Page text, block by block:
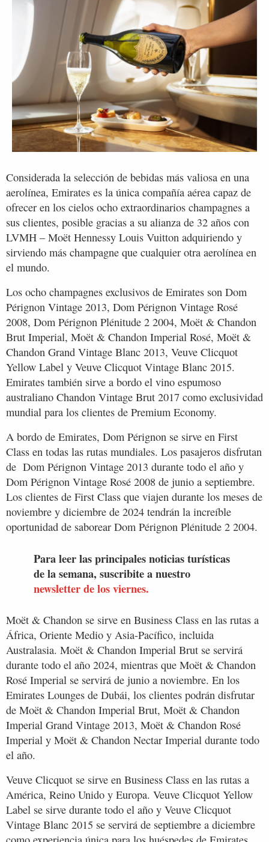
Considerada la selección de bebidas más valiosa en una
aerolínea, Emirates es la única compañía aérea capaz de
ofrecer en los cielos ocho extraordinarios champagnes a
sus clientes, posible gracias a su alianza de 32 años con
LVMH – Moët Hennessy Louis Vuitton adquiriendo y
sirviendo más champagne que cualquier otra aerolínea en
el mundo.
Los ocho champagnes exclusivos de Emirates son Dom
Pérignon Vintage 2013, Dom Pérignon Vintage Rosé
2008, Dom Pérignon Plénitude 2 2004, Moët & Chandon
Brut Imperial, Moët & Chandon Imperial Rosé, Moët &
Chandon Grand Vintage Blanc 2013, Veuve Clicquot
Yellow Label y Veuve Clicquot Vintage Blanc 2015.
Emirates también sirve a bordo el vino espumoso
australiano Chandon Vintage Brut 2017 como exclusividad
mundial para los clientes de Premium Economy.
A bordo de Emirates, Dom Pérignon se sirve en First
Class en todas las rutas mundiales. Los pasajeros disfrutan
de Dom Pérignon Vintage 2013 durante todo el año y
Dom Pérignon Vintage Rosé 2008 de junio a septiembre.
Los clientes de First Class que viajen durante los meses de
noviembre y diciembre de 2024 tendrán la increíble
oportunidad de saborear Dom Pérignon Plénitude 2 2004.
Para leer las principales noticias turísticas
de la semana, suscribite a nuestro
newsletter de los viernes.
Moët & Chandon se sirve en Business Class en las rutas a
África, Oriente Medio y Asia-Pacífico, incluida
Australasia. Moët & Chandon Imperial Brut se servirá
durante todo el año 2024, mientras que Moët & Chandon
Rosé Imperial se servirá de junio a noviembre. En los
Emirates Lounges de Dubái, los clientes podrán disfrutar
de Moët & Chandon Imperial Brut, Moët & Chandon
Imperial Grand Vintage 2013, Moët & Chandon Rosé
Imperial y Moët & Chandon Nectar Imperial durante todo
el año.
Veuve Clicquot se sirve en Business Class en las rutas a
América, Reino Unido y Europa. Veuve Clicquot Yellow
Label se sirve durante todo el año y Veuve Clicquot
Vintage Blanc 2015 se servirá de septiembre a diciembre